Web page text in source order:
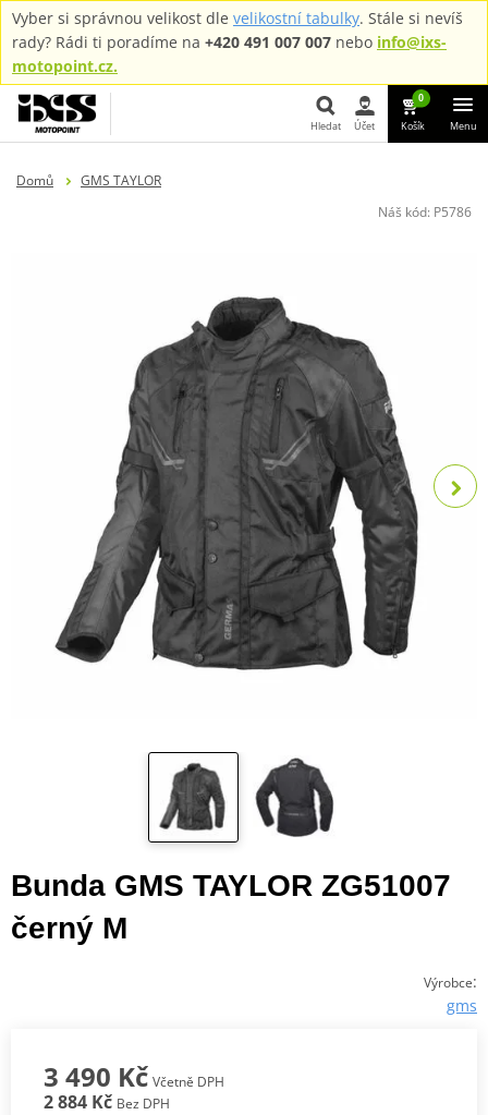
Vyber si správnou velikost dle velikostní tabulky. Stále si nevíš
rady? Rádi ti poradíme na +420 491 007 007 nebo info@ixs-
motopoint.cz.
Hledat Účet
0
Košík Menu
Domů
GMS TAYLOR
Náš kód: P5786
Bunda GMS TAYLOR ZG51007
černý M
Výrobce:
gms
3 490 Kč Včetně DPH
2 884 Kč Bez DPH